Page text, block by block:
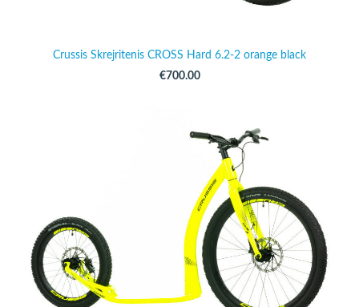
Crussis Skrejritenis CROSS Hard 6.2-2 orange black
€700.00